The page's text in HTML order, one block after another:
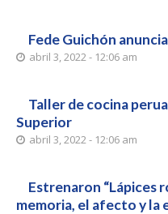
Fede Guichón
abril 3, 2022 - 12:06 am
Taller de cocina
Superior
abril 3, 2022 - 12:06 am
Estrenaron “Lápices
memoria, el afecto y la